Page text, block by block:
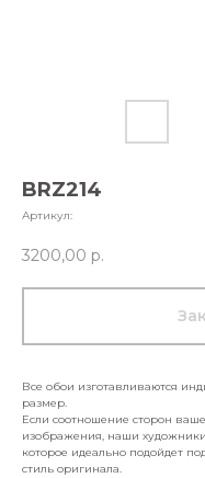
BRZ214
Артикул:
3200,00 р.
Все обои изготавливаются
размер.
Если соотношение сторон
изображения, наши
которое идеально подойдет
стиль оригинала.